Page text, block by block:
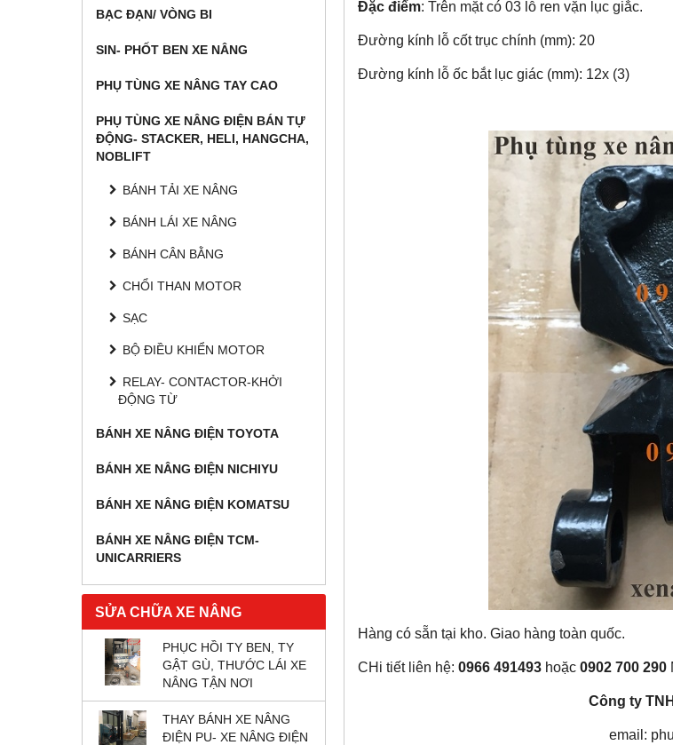
BẠC ĐẠN/ VÒNG BI
SIN- PHỐT BEN XE NÂNG
PHỤ TÙNG XE NÂNG TAY CAO
PHỤ TÙNG XE NÂNG ĐIỆN BÁN TỰ
ĐỘNG- STACKER, HELI, HANGCHA,
NOBLIFT
BÁNH TẢI XE NÂNG
BÁNH LÁI XE NÂNG
BÁNH CÂN BẰNG
CHỔI THAN MOTOR
SẠC
BỘ ĐIỀU KHIỂN MOTOR
RELAY- CONTACTOR-KHỞI
ĐỘNG TỪ
BÁNH XE NÂNG ĐIỆN TOYOTA
BÁNH XE NÂNG ĐIỆN NICHIYU
BÁNH XE NÂNG ĐIỆN KOMATSU
BÁNH XE NÂNG ĐIỆN TCM-
UNICARRIERS
SỬA CHỮA XE NÂNG
PHỤC HỒI TY BEN, TY
GẬT GÙ, THƯỚC LÁI XE
NÂNG TẬN NƠI
THAY BÁNH XE NÂNG
ĐIỆN PU- XE NÂNG ĐIỆN
Đặc điểm: Trên mặt có 03 lỗ ren vặn lục giắc.
Đường kính lỗ cốt trục chính (mm): 20
Đường kính lỗ ốc bắt lục giác (mm): 12x (3)
Hàng có sẵn tại kho. Giao hàng toàn quốc.
CHi tiết liên hệ: 0966 491493 hoặc 0902 700 290
Công ty
email: